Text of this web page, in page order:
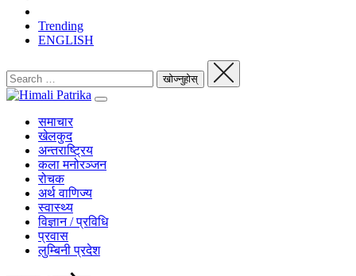
Trending
ENGLISH
समाचार
खेलकुद
अन्तराष्ट्रिय
कला मनोरञ्जन
रोचक
अर्थ वाणिज्य
स्वास्थ्य
विज्ञान / प्रविधि
प्रवास
लुम्बिनी प्रदेश